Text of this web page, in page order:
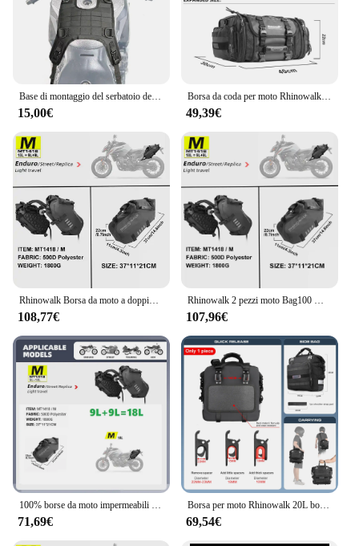
15,00€
Borsa da coda per moto Rhinowalk 26L/45L/60L/80L Borsa da moto espandibile impermeabile Borse da viaggio per moto di grande capacità
49,39€
Rhinowalk Borsa da moto a doppio lato 100% impermeabile 18L/28L/48L Borse portaoggetti per borse laterali per motore di grande capacità Confezione da 2 pezzi
108,77€
Rhinowalk 2 pezzi moto Bag100 % impermeabile 18L/28L/48L Universal Fit moto borsa laterale borse da sella bagagli di stoccaggio laterale
107,96€
100% borse da moto impermeabili da 48 litri borsa laterale resistente borsa da viaggio borsa da sella universale per borsa da sella
71,69€
Borsa per moto Rhinowalk 20L borsa laterale per borsa laterale 1 o 2 pezzi borsa interna rimovibile impermeabile per moto universale borsa per bagagli
69,54€